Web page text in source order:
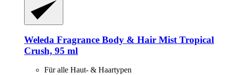
Weleda Fragrance Body & Hair Mist Tropical
Crush, 95 ml
Für alle Haut- & Haartypen